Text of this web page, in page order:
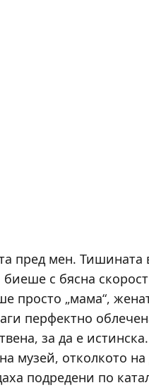
пред мен.
с бясна
„мама“,
перфектно
за да е
музей, отколкото
подредени по